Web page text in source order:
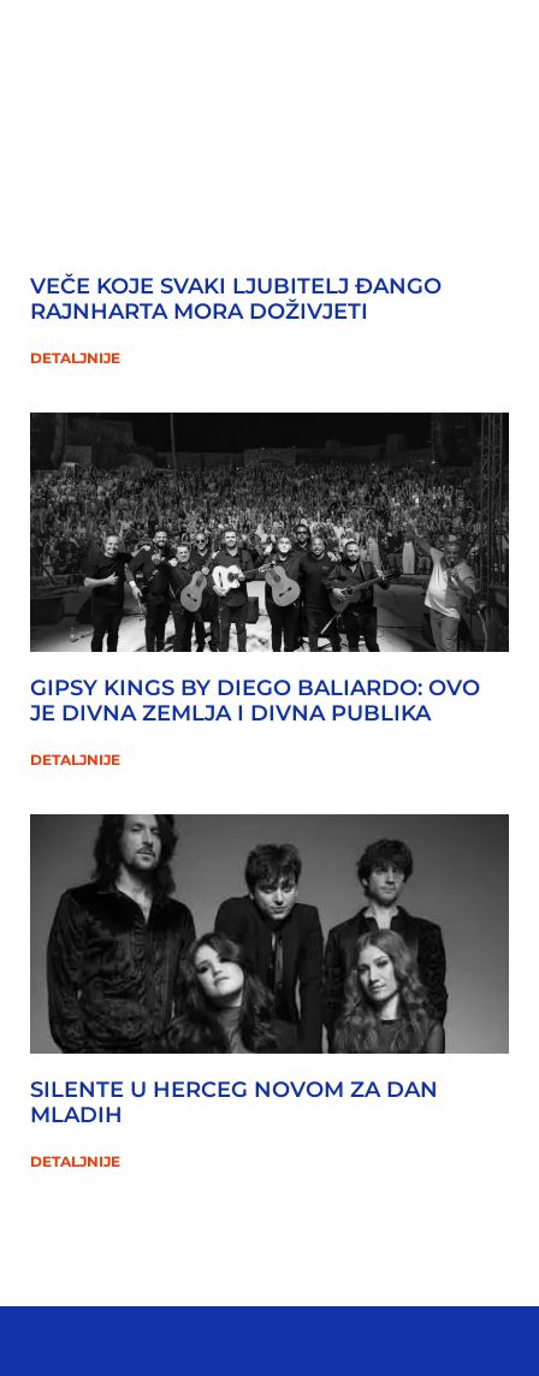
VEČE KOJE SVAKI LJUBITELJ ĐANGO
RAJNHARTA MORA DOŽIVJETI
DETALJNIJE
GIPSY KINGS BY DIEGO BALIARDO: OVO
JE DIVNA ZEMLJA I DIVNA PUBLIKA
DETALJNIJE
SILENTE U HERCEG NOVOM ZA DAN
MLADIH
DETALJNIJE